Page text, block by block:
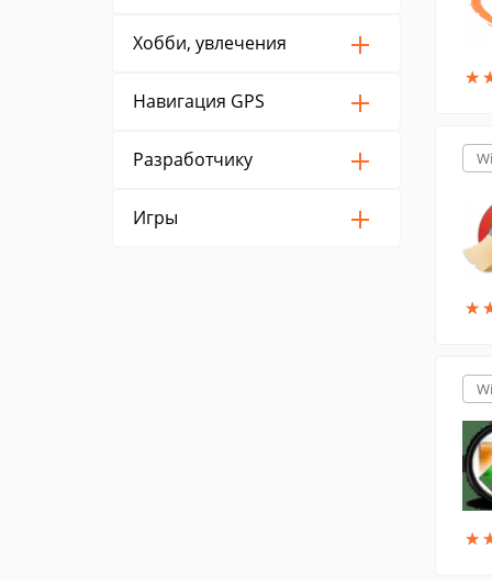
Хобби, увлечения
Навигация GPS
Разработчику
Игры
★
★
★
★
★
★